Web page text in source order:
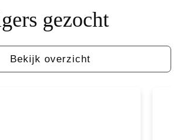
gezocht
Bekijk overzicht